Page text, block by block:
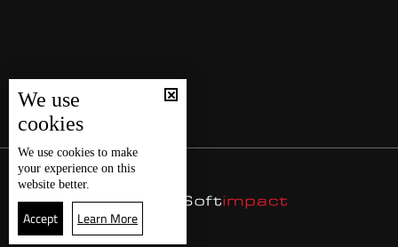
We use
cookies
We use cookies to make
your experience on this
website better.
Accept Learn More